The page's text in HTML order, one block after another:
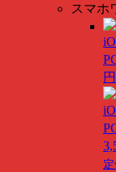
スマホ
円
定